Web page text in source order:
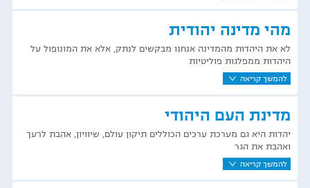
מהי מדינה יהודית
להמשך קריאה
לא את היהדות מהמדינה אנחנו מבקשים לנתק, אלא את המונופול על
היהדות ממפלגות פוליטיות
מדינת העם היהודי
להמשך קריאה
יהדות היא גם מערכת ערכים הכוללים תיקון עולם, שיוויון, אהבת לרעך
ואהבת את הגר